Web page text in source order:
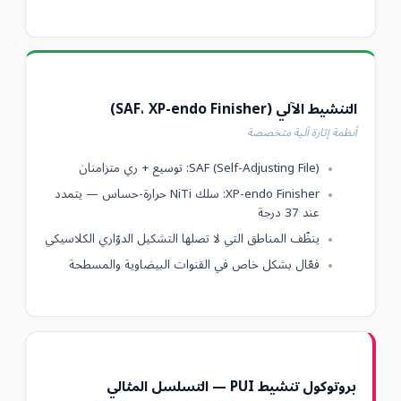
التنشيط الآلي (SAF، XP-endo Finisher)
أنظمة إثارة آلية متخصصة
SAF (Self-Adjusting File): توسيع + ري متزامنان
XP-endo Finisher: سلك NiTi حرارة-حساس — يتمدد
عند 37 درجة
ينظّف المناطق التي لا تصلها التشكيل الدوّاري الكلاسيكي
فعّال بشكل خاص في القنوات البيضاوية والمسطحة
بروتوكول تنشيط PUI — التسلسل المثالي